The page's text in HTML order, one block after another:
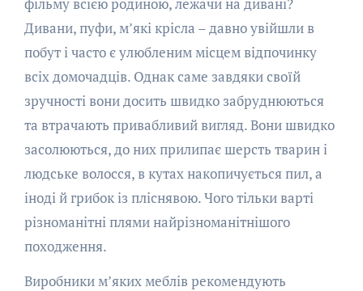
Дивани, пуфи, м’які крісла – давно увійшли в
побут і часто є улюбленим місцем відпочинку
всіх домочадців. Однак саме завдяки своїй
зручності вони досить швидко забруднюються
та втрачають привабливий вигляд. Вони швидко
засолюються, до них прилипає шерсть тварин і
людське волосся, в кутах накопичується пил, а
іноді й грибок із пліснявою. Чого тільки варті
різноманітні плями найрізноманітнішого
походження.
Виробники м’яких меблів рекомендують